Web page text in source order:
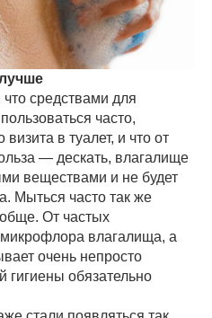
средствами для
часто,
в туалет, и что от
— дескать, влагалище
веществами и не будет
Мыться часто так же
От частых
влагалища, а
очень непросто
гигиены обязательно